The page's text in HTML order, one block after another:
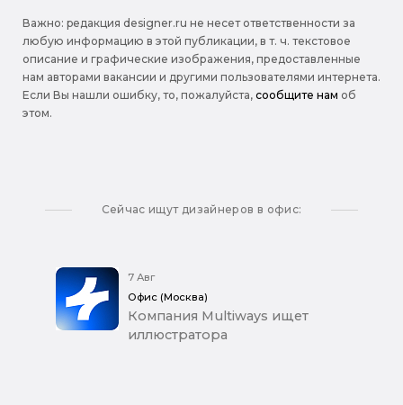
Важно: pедакция designer.ru не несет ответственности за
любую информацию в этой публикации, в т. ч. текстовое
описание и графические изображения, предоставленные
нам авторами вакансии и другими пользователями интернета.
Если Вы нашли ошибку, то, пожалуйста, сообщите нам об
этом.
Сейчас ищут дизайнеров в офис:
7 Авг
Офис (Москва)
Компания Multiways ищет
иллюстратора